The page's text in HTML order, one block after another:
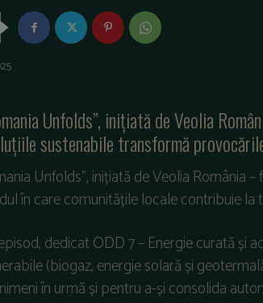
Unfolds”, inițiată de Veolia
sustenabile transformă
Unfolds”, inițiată de Veolia România
în care comunitățile locale contribuie
dedicat ODD 7 – Energie curată și
(biogaz, energie solară și
în urmă și pentru a-și consolida